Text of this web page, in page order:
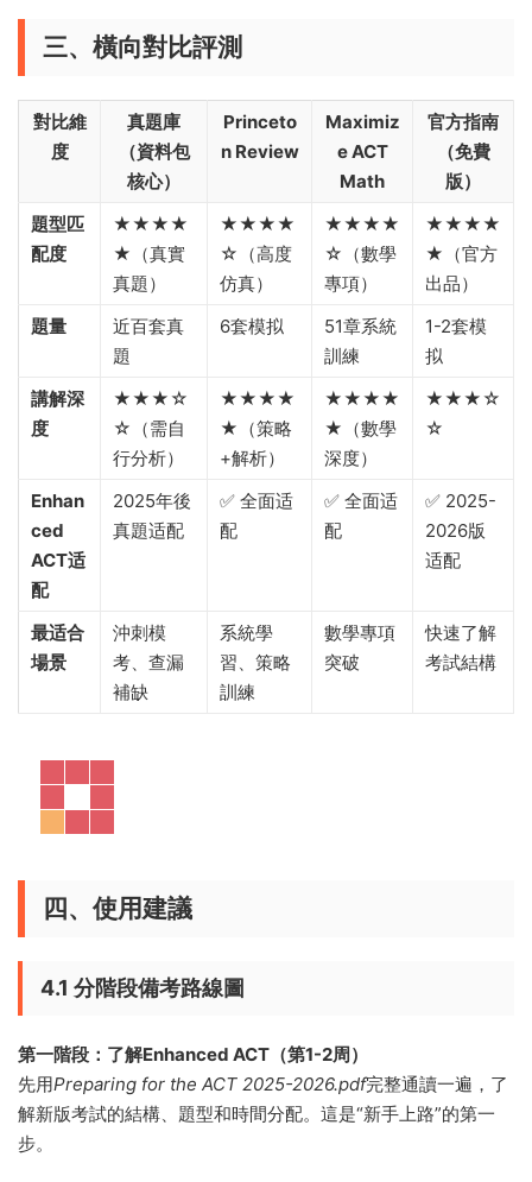
三、橫向對比評測
對比維
度
真題庫
（資料包
核心）
Princeto
n Review
Maximiz
e ACT
Math
官方指南
（免費
版）
題型匹
配度
★★★★
★（真實
真題）
★★★★
☆（高度
仿真）
★★★★
☆（數學
專項）
★★★★
★（官方
出品）
題量
近百套真
題
6套模拟
51章系統
訓練
1-2套模
拟
講解深
度
★★★☆
☆（需自
行分析）
★★★★
★（策略
+解析）
★★★★
★（數學
深度）
★★★☆
☆
Enhan
ced
ACT适
配
2025年後
真題适配
✅ 全面适
配
✅ 全面适
配
✅ 2025-
2026版
适配
最适合
場景
沖刺模
考、查漏
補缺
系統學
習、策略
訓練
數學專項
突破
快速了解
考試結構
四、使用建議
4.1 分階段備考路線圖
第一階段：了解Enhanced ACT（第1-2周）
先用Preparing for the ACT 2025-2026.pdf完整通讀一遍，了
解新版考試的結構、題型和時間分配。這是“新手上路”的第一
步。